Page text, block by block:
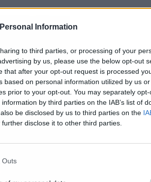
Information
to third parties, or processing of your
by us, please use the below opt-out
that after your opt-out request is processed
based on personal information utilized by us
prior to your opt-out. You may separately
by third parties on the IAB’s list of
be disclosed by us to third parties on the
disclose it to other third parties.
Outs